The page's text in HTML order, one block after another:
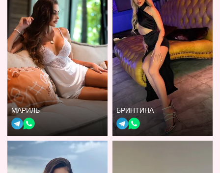
МАРИЛЬ БРИНТИНА